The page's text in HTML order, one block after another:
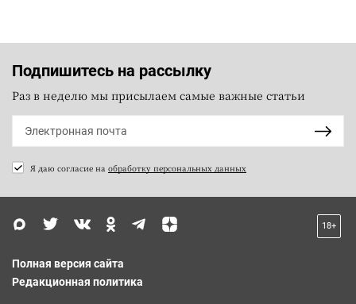
Подпишитесь на рассылку
Раз в неделю мы присылаем самые важные статьи
Я даю согласие на обработку персональных данных
18+
Полная версия сайта
Редакционная политика